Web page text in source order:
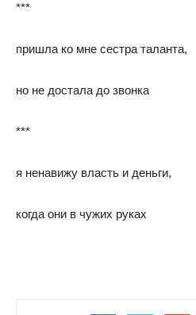
***
пришла ко мне сестра таланта,
но не достала до звонка
***
я ненавижу власть и деньги,
когда они в чужих руках